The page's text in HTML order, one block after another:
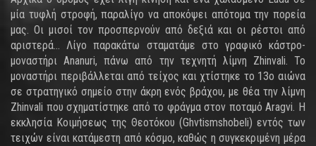
μία τυφλή στροφή, παραλίγο να αποκόψει απότομα την πορεία
μας. Οι μισοί τον προσπερνούν από δεξιά και οι ρέστοι από
αριστερά… Λίγο παρακάτω σταματάμε στο γραφικό κάστρο-
μοναστήρι Ananuri, πάνω από την τεχνητή λίμνη Zhinvali. Το
μοναστήρι περιβάλλεται από τείχος και χτίστηκε το 13ο αιώνα
σε στρατηγικό σημείο στην άκρη ενός βράχου, με θέα την λίμνη
Zhinvali που σχηματίστηκε από το φράγμα στον ποταμό Aragvi. Η
εκκλησία Κοιμήσεως της Θεοτόκου (Ghvtismshobeli) εντός των
τειχών είναι κατάμεστη από κόσμο, καθώς η συγκεκριμένη μέρα